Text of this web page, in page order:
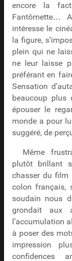
encore la
Fantômette…
intéresse le
la figure,
plein qui ne
ne leur laisse
préférant en
Sensation
beaucoup
épouser le
monde a pour
suggéré, de
Même
plutôt brillant
chasser du film
colon français,
soudain nous
grondait aux
l’accumulation
à poser des
impression
confidences